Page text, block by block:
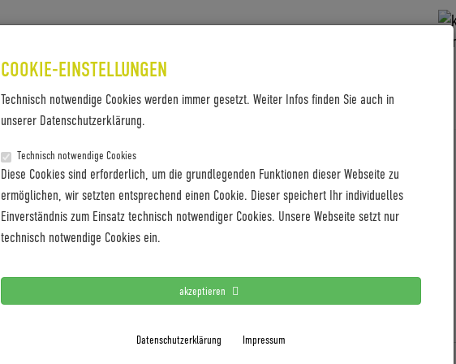
COOKIE-EINSTELLUNGEN
Technisch notwendige Cookies werden immer gesetzt. Weiter Infos finden Sie auch in
unserer Datenschutzerklärung.
Technisch notwendige Cookies
Diese Cookies sind erforderlich, um die grundlegenden Funktionen dieser Webseite zu
ermöglichen, wir setzten entsprechend einen Cookie. Dieser speichert Ihr individuelles
Einverständnis zum Einsatz technisch notwendiger Cookies. Unsere Webseite setzt nur
technisch notwendige Cookies ein.
akzeptieren
Datenschutzerklärung Impressum